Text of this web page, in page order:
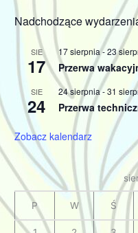
Nadchodzące
SIE
17
17 sierpnia-23
Przerwa
SIE
24
24 sierpnia-31
Przerwa
Zobacz kalendarz
P W Ś